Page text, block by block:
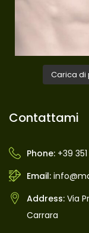
Carica di
Contattami
Phone: +39
Email:
Address: Via
Carrara